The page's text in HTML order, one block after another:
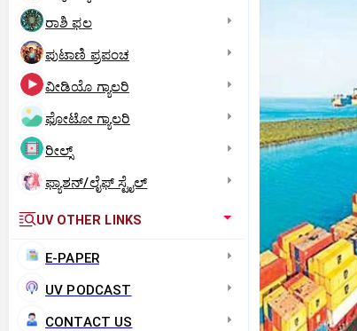
ರಾಶಿ ಫಲ
ಪುಟಾಣಿ ಪ್ರಪಂಚ
ವೀಡಿಯೊ ಗ್ಯಾಲರಿ
ಫೋಟೋ ಗ್ಯಾಲರಿ
ರೀಲ್ಸ್
ಫ್ಯಾಶನ್/ಲೈಫ್‌ ಸ್ಟೈಲ್
UV OTHER LINKS
E-PAPER
UV PODCAST
CONTACT US